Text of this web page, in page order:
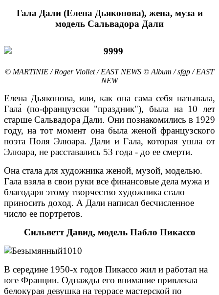
Гала Дали (Елена Дьяконова), жена, муза и
модель Сальвадора Дали
© MARTINIE / Roger Viollet / EAST NEWS © Album / sfgp / EAST
NEW
Елена Дьяконова, или, как она сама себя называла,
Гала́ (по-французски "праздник"), была на 10 лет
старше Сальвадора Дали. Они познакомились в 1929
году, на тот момент она была женой французского
поэта Поля Элюара. Дали и Гала, которая ушла от
Элюара, не расставались 53 года - до ее смерти.
Она стала для художника женой, музой, моделью.
Гала взяла в свои руки все финансовые дела мужа и
благодаря этому творчество художника стало
приносить доход. А Дали написал бесчисленное
число ее портретов.
Сильветт Давид, модель Пабло Пикассо
В середине 1950-х годов Пикассо жил и работал на
юге Франции. Однажды его внимание привлекла
белокурая девушка на террасе мастерской по